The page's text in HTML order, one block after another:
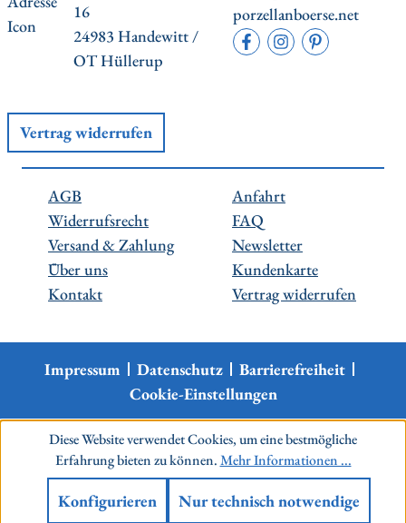
16
24983 Handewitt /
OT Hüllerup
porzellanboerse.net
Vertrag widerrufen
AGB
Widerrufsrecht
Versand & Zahlung
Über uns
Kontakt
Anfahrt
FAQ
Newsletter
Kundenkarte
Vertrag widerrufen
Impressum Datenschutz
Barrierefreiheit
Cookie-Einstellungen
Diese Website verwendet Cookies, um eine bestmögliche
Erfahrung bieten zu können.Mehr Informationen ...
Nur technisch notwendige
Konfigurieren